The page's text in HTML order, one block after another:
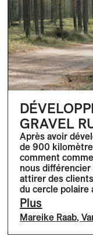
GRAVEL
Après avoir
de 900
comment
nous
attirer des
du cercle polaire
Plus
Mareike Raab,